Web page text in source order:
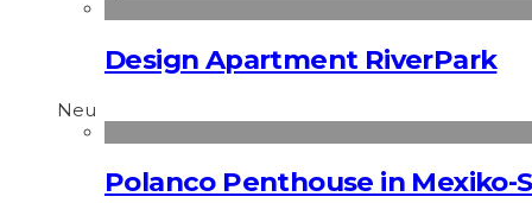
Design Apartment RiverPark
Neu
Polanco Penthouse in Mexiko-